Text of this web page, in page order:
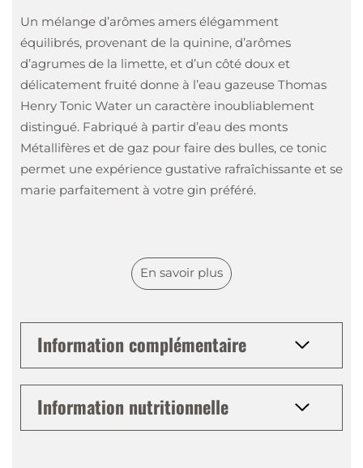
Un mélange d’arômes amers élégamment
équilibrés, provenant de la quinine, d’arômes
d’agrumes de la limette, et d’un côté doux et
délicatement fruité donne à l’eau gazeuse Thomas
Henry Tonic Water un caractère inoubliablement
distingué. Fabriqué à partir d’eau des monts
Métallifères et de gaz pour faire des bulles, ce tonic
permet une expérience gustative rafraîchissante et se
marie parfaitement à votre gin préféré.
Notes typiques de Tonic
Finale: Finale douce
En savoir plus
Information complémentaire
Information nutritionnelle